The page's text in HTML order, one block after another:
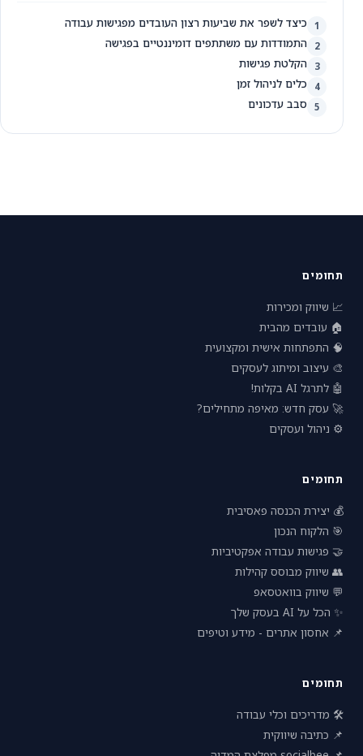
1 כיצד לשפר את שביעות רצון העובדים מפגישות עבודה
2 התמודדות עם משתתפים דומיננטיים בפגישה
3 הקלטת פגישות
4 כלים לניהול זמן
5 סבב עדכונים
תחומים
📈 שיווק ומכירות
🏠 עובדים מהבית
🧠 התפתחות אישית ומקצועית
🎨 עיצוב ומיתוג לעסקים
🤖 לתרגל AI בקלות!
🚀 עסק חדש: מאיפה מתחילים?
⚙️ ניהול ועסקים
תחומים
💰 יצירת הכנסה פאסיבית
🎯 הלקוח הנכון
🤝 פגישות עבודה אפקטיביות
👥 שיווק מבוסס קהילות
💬 שיווק בוואטסאפ
✨ הכל על AI בעסק שלך
📌 אחסון אתרים - מידע וטיפים
תחומים
🛠 מדריכים וכלי עבודה
📌 כתיבה שיווקית